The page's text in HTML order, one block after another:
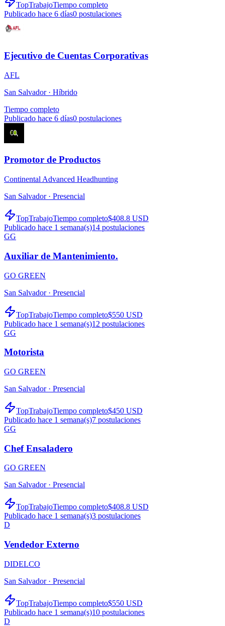
TopTrabajoTiempo completo
Publicado hace 6 días0 postulaciones
Ejecutivo de Cuentas Corporativas
AFL
San Salvador · Híbrido
Tiempo completo
Publicado hace 6 días0 postulaciones
Promotor de Productos
Continental Advanced Headhunting
San Salvador · Presencial
TopTrabajoTiempo completo$408.8 USD
Publicado hace 1 semana(s)14 postulaciones
GG
Auxiliar de Mantenimiento.
GO GREEN
San Salvador · Presencial
TopTrabajoTiempo completo$550 USD
Publicado hace 1 semana(s)12 postulaciones
GG
Motorista
GO GREEN
San Salvador · Presencial
TopTrabajoTiempo completo$450 USD
Publicado hace 1 semana(s)7 postulaciones
GG
Chef Ensaladero
GO GREEN
San Salvador · Presencial
TopTrabajoTiempo completo$408.8 USD
Publicado hace 1 semana(s)3 postulaciones
D
Vendedor Externo
DIDELCO
San Salvador · Presencial
TopTrabajoTiempo completo$550 USD
Publicado hace 1 semana(s)10 postulaciones
D